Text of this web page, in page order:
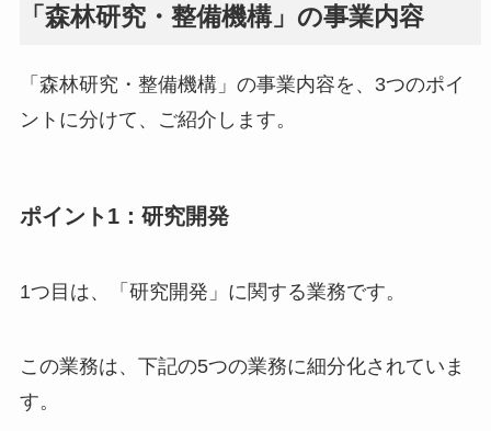
「森林研究・整備機構」の事業内容
「森林研究・整備機構」の事業内容を、3つのポイ
ントに分けて、ご紹介します。
ポイント1：研究開発
1つ目は、「研究開発」に関する業務です。
この業務は、下記の5つの業務に細分化されていま
す。